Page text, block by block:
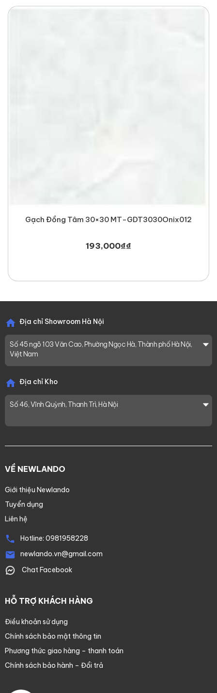
Gạch Đồng Tâm 30×30 MT-GDT3030Onix012
193,000₫₫
Địa chỉ Showroom Hà Nội
Số 45 ngõ 103 Văn Cao, Phường Ngọc Hà, Thành phố Hà Nội,
Việt Nam
Địa chỉ Kho
Số 46, Vĩnh Quỳnh, Thanh Trì, Hà Nội
VỀ NEWLANDO
Giới thiệu Newlando
Tuyển dụng
Liên hệ
Hotline: 0981958228
newlando.vn@gmail.com
Chat Facebook
HỖ TRỢ KHÁCH HÀNG
Điều khoản sử dụng
Chính sách bảo mật thông tin
Phương thức giao hàng – thanh toán
Chính sách bảo hành – Đổi trả